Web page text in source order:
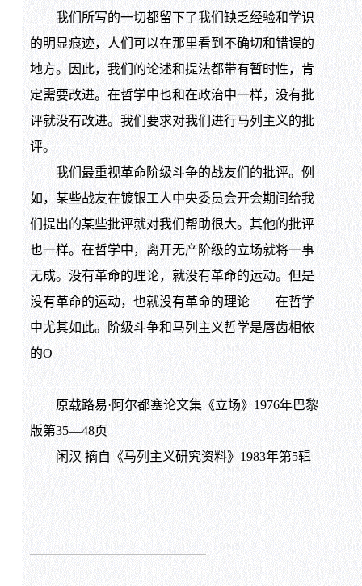
我们所写的一切都留下了我们缺乏经验和学识
的明显痕迹，人们可以在那里看到不确切和错误的
地方。因此，我们的论述和提法都带有暂时性，肯
定需要改进。在哲学中也和在政治中一样，没有批
评就没有改进。我们要求对我们进行马列主义的批
评。
我们最重视革命阶级斗争的战友们的批评。例
如，某些战友在镀银工人中央委员会开会期间给我
们提出的某些批评就对我们帮助很大。其他的批评
也一样。在哲学中，离开无产阶级的立场就将一事
无成。没有革命的理论，就没有革命的运动。但是
没有革命的运动，也就没有革命的理论——在哲学
中尤其如此。阶级斗争和马列主义哲学是唇齿相依
的O
原载路易·阿尔都塞论文集《立场》1976年巴黎
版第35—48页
闲汉 摘自《马列主义研究资料》1983年第5辑